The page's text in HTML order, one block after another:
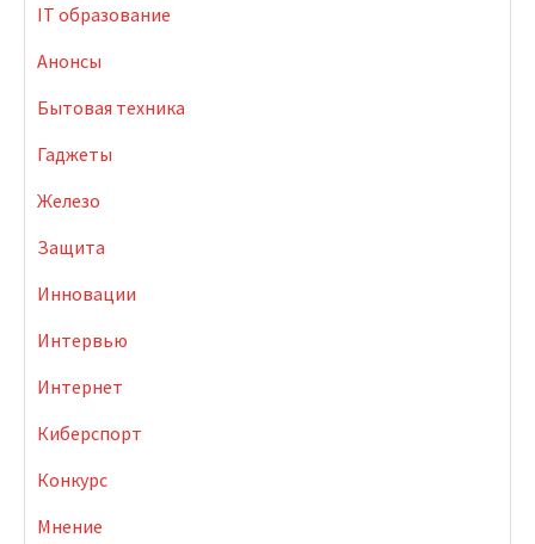
IT образование
Анонсы
Бытовая техника
Гаджеты
Железо
Защита
Инновации
Интервью
Интернет
Киберспорт
Конкурс
Мнение